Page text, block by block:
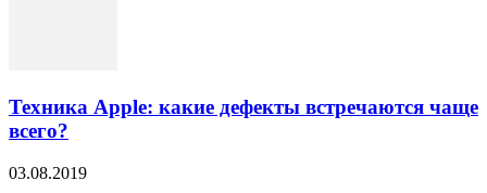
Техника Apple: какие дефекты встречаются чаще
всего?
03.08.2019